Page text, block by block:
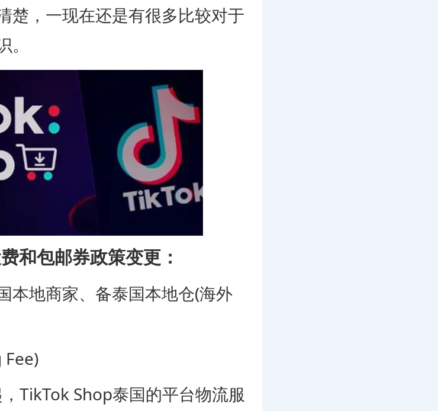
楚，一现在还是有很多比较对于
和包邮券政策变更：
地商家、备泰国本地仓(海外
Shop泰国的平台物流服